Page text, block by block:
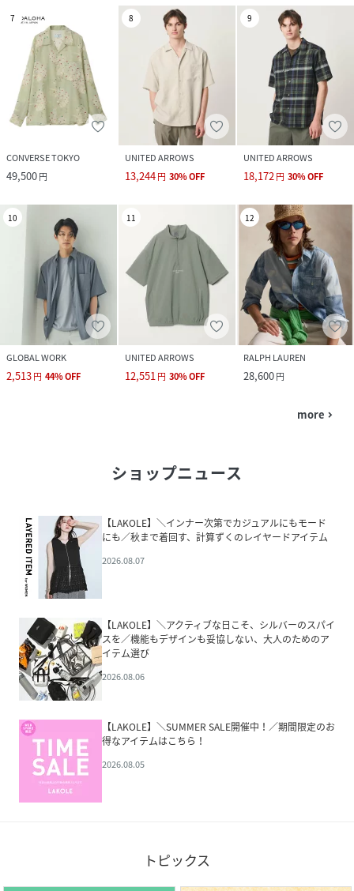
7
CONVERSE TOKYO
49,500円
8
UNITED ARROWS
13,244円 30%OFF
9
UNITED ARROWS
18,172円 30%OFF
10
GLOBAL WORK
2,513円 44%OFF
11
UNITED ARROWS
12,551円 30%OFF
12
RALPH LAUREN
28,600円
more navigate_next
ショップニュース
【LAKOLE】＼インナー次第でカジュアルにもモード
にも／秋まで着回す、計算ずくのレイヤードアイテム
2026.08.07
【LAKOLE】＼アクティブな日こそ、シルバーのスパイ
スを／機能もデザインも妥協しない、大人のためのア
イテム選び
2026.08.06
【LAKOLE】＼SUMMER SALE開催中！／期間限定のお
得なアイテムはこちら！
2026.08.05
トピックス